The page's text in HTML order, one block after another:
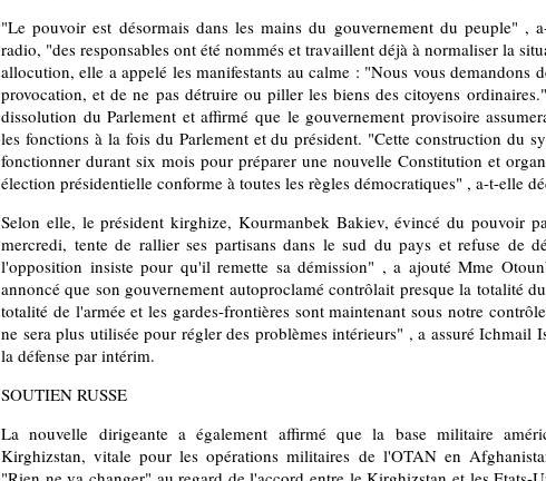
"Le pouvoir est désormais dans les mains du gouvernement du peuple" ,
radio, "des responsables ont été nommés et travaillent déjà à normaliser la
allocution, elle a appelé les manifestants au calme : "Nous vous demandons
provocation, et de ne pas détruire ou piller les biens des citoyens
dissolution du Parlement et affirmé que le gouvernement provisoire
les fonctions à la fois du Parlement et du président. "Cette construction du
fonctionner durant six mois pour préparer une nouvelle Constitution et
élection présidentielle conforme à toutes les règles démocratiques" , a-t-elle
Selon elle, le président kirghize, Kourmanbek Bakiev, évincé du pouvoir
mercredi, tente de rallier ses partisans dans le sud du pays et refuse de
l'opposition insiste pour qu'il remette sa démission" , a ajouté Mme
annoncé que son gouvernement autoproclamé contrôlait presque la totalité
totalité de l'armée et les gardes-frontières sont maintenant sous notre
ne sera plus utilisée pour régler des problèmes intérieurs" , a assuré Ichmail
la défense par intérim.
SOUTIEN RUSSE
La nouvelle dirigeante a également affirmé que la base militaire
Kirghizstan, vitale pour les opérations militaires de l'OTAN en